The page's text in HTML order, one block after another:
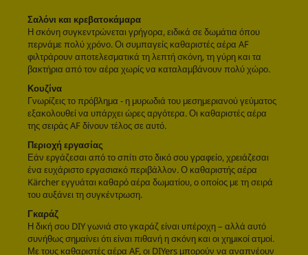
Σαλόνι και κρεβατοκάμαρα
Η σκόνη συγκεντρώνεται γρήγορα, ειδικά σε δωμάτια όπου
περνάμε πολύ χρόνο. Οι συμπαγείς καθαριστές αέρα AF
φιλτράρουν αποτελεσματικά τη λεπτή σκόνη, τη γύρη και τα
βακτήρια από τον αέρα χωρίς να καταλαμβάνουν πολύ χώρο.
Κουζίνα
Γνωρίζεις το πρόβλημα - η μυρωδιά του μεσημεριανού γεύματος
εξακολουθεί να υπάρχει ώρες αργότερα. Οι καθαριστές αέρα
της σειράς AF δίνουν τέλος σε αυτό.
Περιοχή εργασίας
Εάν εργάζεσαι από το σπίτι στο δικό σου γραφείο, χρειάζεσαι
ένα ευχάριστο εργασιακό περιβάλλον. Ο καθαριστής αέρα
Kärcher εγγυάται καθαρό αέρα δωματίου, ο οποίος με τη σειρά
του αυξάνει τη συγκέντρωση.
Γκαράζ
Η δική σου DIY γωνιά στο γκαράζ είναι υπέροχη – αλλά αυτό
συνήθως σημαίνει ότι είναι πιθανή η σκόνη και οι χημικοί ατμοί.
Με τους καθαριστές αέρα AF, οι DIYers μπορούν να αναπνέουν